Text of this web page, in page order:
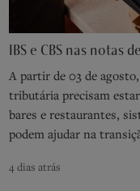
IBS e CBS nas notas
A partir de 03 de
tributária precisam
bares e restaurantes,
podem ajudar na
4 dias atrás